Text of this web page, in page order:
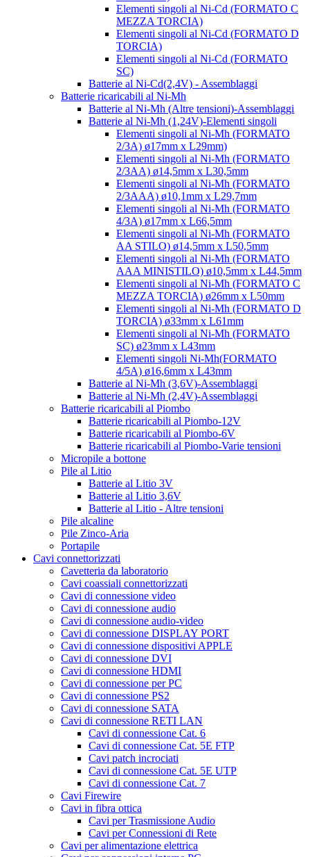
Elementi singoli al Ni-Cd (FORMATO C
MEZZA TORCIA)
Elementi singoli al Ni-Cd (FORMATO D
TORCIA)
Elementi singoli al Ni-Cd (FORMATO
SC)
Batterie al Ni-Cd(2,4V) - Assemblaggi
Batterie ricaricabili al Ni-Mh
Batterie al Ni-Mh (Altre tensioni)-Assemblaggi
Batterie al Ni-Mh (1,24V)-Elementi singoli
Elementi singoli al Ni-Mh (FORMATO
2/3A) ø17mm x L29mm)
Elementi singoli al Ni-Mh (FORMATO
2/3AA) ø14,5mm x L30,5mm
Elementi singoli al Ni-Mh (FORMATO
2/3AAA) ø10,1mm x L29,7mm
Elementi singoli al Ni-Mh (FORMATO
4/3A) ø17mm x L66,5mm
Elementi singoli al Ni-Mh (FORMATO
AA STILO) ø14,5mm x L50,5mm
Elementi singoli al Ni-Mh (FORMATO
AAA MINISTILO) ø10,5mm x L44,5mm
Elementi singoli al Ni-Mh (FORMATO C
MEZZA TORCIA) ø26mm x L50mm
Elementi singoli al Ni-Mh (FORMATO D
TORCIA) ø33mm x L61mm
Elementi singoli al Ni-Mh (FORMATO
SC) ø23mm x L43mm
Elementi singoli Ni-Mh(FORMATO
4/5A) ø16,6mm x L43mm
Batterie al Ni-Mh (3,6V)-Assemblaggi
Batterie al Ni-Mh (2,4V)-Assemblaggi
Batterie ricaricabili al Piombo
Batterie ricaricabili al Piombo-12V
Batterie ricaricabili al Piombo-6V
Batterie ricaricabili al Piombo-Varie tensioni
Micropile a bottone
Pile al Litio
Batterie al Litio 3V
Batterie al Litio 3,6V
Batterie al Litio - Altre tensioni
Pile alcaline
Pile Zinco-Aria
Portapile
Cavi connettorizzati
Cavetteria da laboratorio
Cavi coassiali connettorizzati
Cavi di connessione video
Cavi di connessione audio
Cavi di connessione audio-video
Cavi di connessione DISPLAY PORT
Cavi di connessione dispositivi APPLE
Cavi di connessione DVI
Cavi di connessione HDMI
Cavi di connessione per PC
Cavi di connessione PS2
Cavi di connessione SATA
Cavi di connessione RETI LAN
Cavi di connessione Cat. 6
Cavi di connessione Cat. 5E FTP
Cavi patch incrociati
Cavi di connessione Cat. 5E UTP
Cavi di connessione Cat. 7
Cavi Firewire
Cavi in fibra ottica
Cavi per Trasmissione Audio
Cavi per Connessioni di Rete
Cavi per alimentazione elettrica